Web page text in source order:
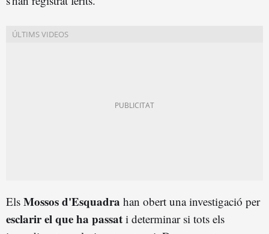
Els Mossos d'Esquadra han obert una investigació per
esclarir el que ha passat i determinar si tots els